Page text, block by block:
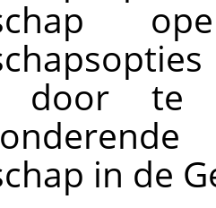
door te
in de